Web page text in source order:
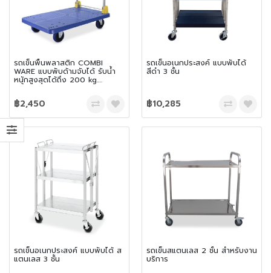
รถเข็นพื้นพลาสติก COMBI
WARE แบบพับด้ามจับได้ รับน้ำ
หนักสูงสุดได้ถึง 200 kg.
฿2,450
รถเข็นอเนกประสงค์ แบบพับได้
สีดำ 3 ชั้น
฿10,285
รถเข็นอเนกประสงค์ แบบพับได้ ส
แตนเลส 3 ชั้น
รถเข็นสแตนเลส 2 ชั้น สำหรับงาน
บริการ